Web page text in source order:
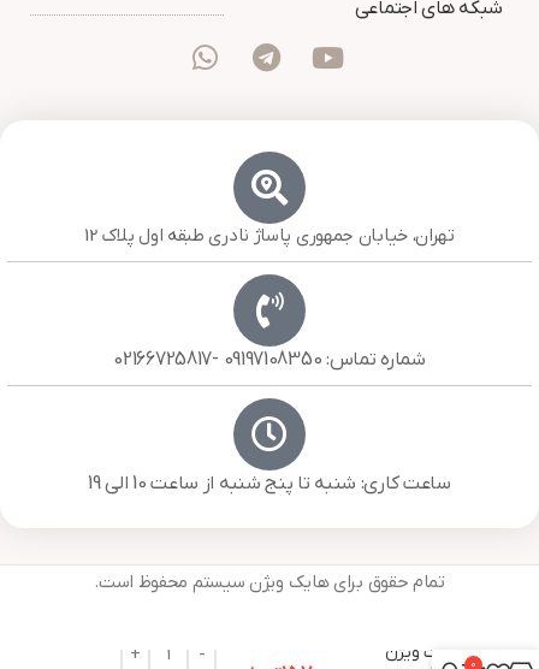
شبکه های اجتماعی
تهران، خیابان جمهوری پاساژ نادری طبقه اول پلاک 12
شماره تماس: 09197108350 -02166725817
ساعت کاری: شنبه تا پنج شنبه از ساعت 10 الی 19
تمام حقوق برای هایک ویژن سیستم محفوظ است.
هایک ویژن
0